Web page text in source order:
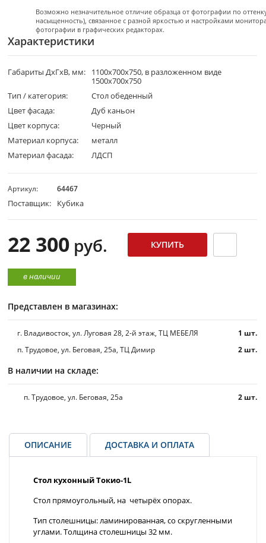
Возможно незначительное отличие образца от фотографии по
насыщенность), связанное с разной яркостью и настройками
фотографии в графических редакторах.
Характеристики
Габариты ДхГхВ, мм:
1100х700х750, в разложенном виде
1500х700х750
Тип / категория:
Стол обеденный
Цвет фасада:
Дуб каньон
Цвет корпуса:
Черный
Материал корпуса:
металл
Материал фасада:
ЛДСП
Артикул: 64467
Поставщик: Кубика
22 300 руб.
в наличии
Представлен в магазинах:
г. Владивосток, ул. Луговая 28, 2-й этаж, ТЦ МЕБЕЛЯ
1 шт.
п. Трудовое, ул. Беговая, 25а, ТЦ Димир
2 шт.
В наличии на складе:
п. Трудовое, ул. Беговая, 25а 2 шт.
ОПИСАНИЕ ДОСТАВКА И ОПЛАТА
Стол кухонный Токио-1L
Стол прямоугольный, на четырёх опорах.
Тип столешницы: ламинированная, со скругленными
углами. Толщина столешницы 32 мм.